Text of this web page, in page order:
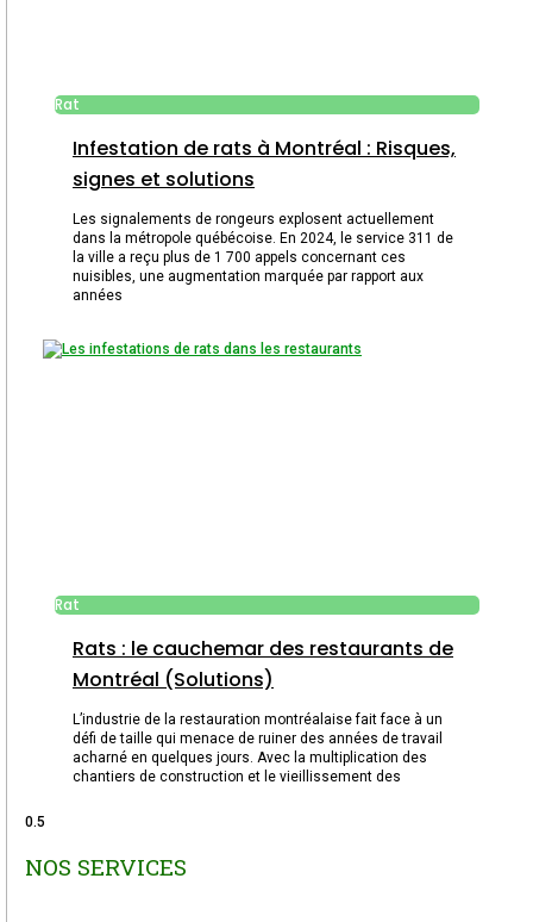
Rat
Infestation de rats à Montréal : Risques,
signes et solutions
Les signalements de rongeurs explosent actuellement
dans la métropole québécoise. En 2024, le service 311 de
la ville a reçu plus de 1 700 appels concernant ces
nuisibles, une augmentation marquée par rapport aux
années
Rat
Rats : le cauchemar des restaurants de
Montréal (Solutions)
L’industrie de la restauration montréalaise fait face à un
défi de taille qui menace de ruiner des années de travail
acharné en quelques jours. Avec la multiplication des
chantiers de construction et le vieillissement des
NOS SERVICES